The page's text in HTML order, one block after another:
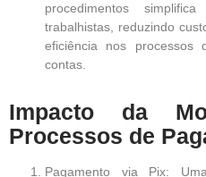
procedimentos
trabalhistas, reduzindo
eficiência nos processos
contas.
Impacto da
Processos de
Pagamento via Pix: